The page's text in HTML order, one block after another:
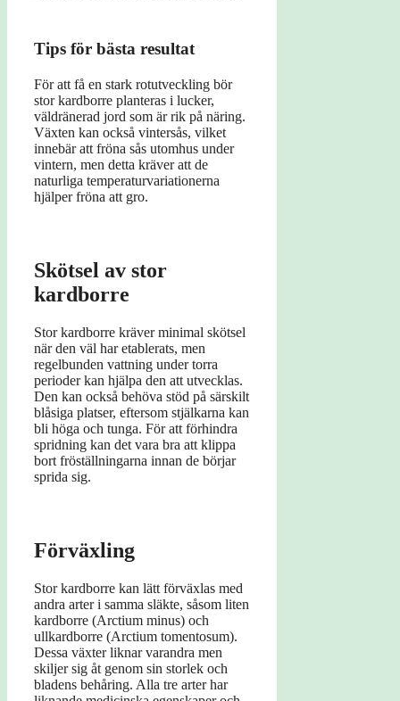
Tips för bästa resultat
För att få en stark rotutveckling bör
stor kardborre planteras i lucker,
väldränerad jord som är rik på näring.
Växten kan också vintersås, vilket
innebär att fröna sås utomhus under
vintern, men detta kräver att de
naturliga temperaturvariationerna
hjälper fröna att gro.
Skötsel av stor
kardborre
Stor kardborre kräver minimal skötsel
när den väl har etablerats, men
regelbunden vattning under torra
perioder kan hjälpa den att utvecklas.
Den kan också behöva stöd på särskilt
blåsiga platser, eftersom stjälkarna kan
bli höga och tunga. För att förhindra
spridning kan det vara bra att klippa
bort fröställningarna innan de börjar
sprida sig.
Förväxling
Stor kardborre kan lätt förväxlas med
andra arter i samma släkte, såsom liten
kardborre (Arctium minus) och
ullkardborre (Arctium tomentosum).
Dessa växter liknar varandra men
skiljer sig åt genom sin storlek och
bladens behåring. Alla tre arter har